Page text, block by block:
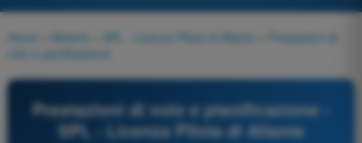
Home Materie SPL - Licenza Pilota di Aliante
Prestazioni di
volo e pianificazione
Prestazioni di volo e pianificazione -
SPL - Licenza Pilota di Aliante